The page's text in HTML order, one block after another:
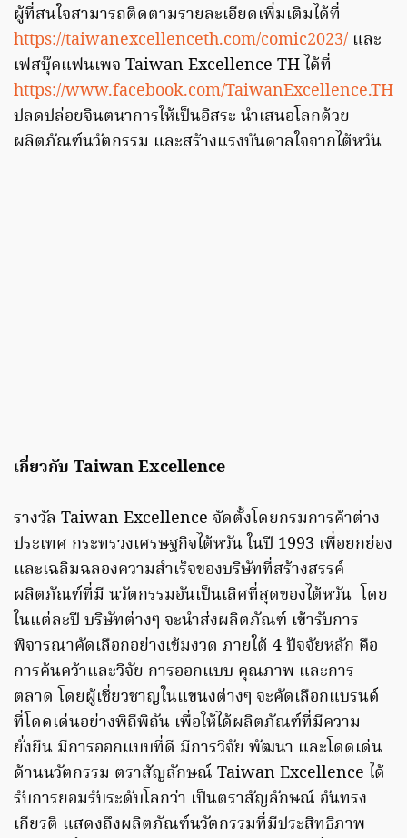
ผู้ที่สนใจสามารถติดตามรายละเอียดเพิ่มเติมได้ที่
https://taiwanexcellenceth.com/comic2023/ และ
เฟสบุ๊คแฟนเพจ Taiwan Excellence TH ได้ที่
https://www.facebook.com/TaiwanExcellence.TH
ปลดปล่อยจินตนาการให้เป็นอิสระ นำเสนอโลกด้วย
ผลิตภัณฑ์นวัตกรรม และสร้างแรงบันดาลใจจากไต้หวัน
เกี่ยวกับ Taiwan Excellence
รางวัล Taiwan Excellence จัดตั้งโดยกรมการค้าต่าง
ประเทศ กระทรวงเศรษฐกิจไต้หวัน ในปี 1993 เพื่อยกย่อง
และเฉลิมฉลองความสำเร็จของบริษัทที่สร้างสรรค์
ผลิตภัณฑ์ที่มี นวัตกรรมอันเป็นเลิศที่สุดของไต้หวัน โดย
ในแต่ละปี บริษัทต่างๆ จะนำส่งผลิตภัณฑ์ เข้ารับการ
พิจารณาคัดเลือกอย่างเข้มงวด ภายใต้ 4 ปัจจัยหลัก คือ
การค้นคว้าและวิจัย การออกแบบ คุณภาพ และการ
ตลาด โดยผู้เชี่ยวชาญในแขนงต่างๆ จะคัดเลือกแบรนด์
ที่โดดเด่นอย่างพิถีพิถัน เพื่อให้ได้ผลิตภัณฑ์ที่มีความ
ยั่งยืน มีการออกแบบที่ดี มีการวิจัย พัฒนา และโดดเด่น
ด้านนวัตกรรม ตราสัญลักษณ์ Taiwan Excellence ได้
รับการยอมรับระดับโลกว่า เป็นตราสัญลักษณ์ อันทรง
เกียรติ แสดงถึงผลิตภัณฑ์นวัตกรรมที่มีประสิทธิภาพ